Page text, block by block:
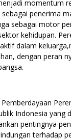
momentum
penerima
sebagai motor
kehidupan.
dalam
dengan peran
Indonesia yang
pentingnya
terhadap